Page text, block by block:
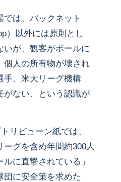
は、バックネット
）以外には原則とし
いが、観客がボールに
個人の所有物が壊され
手、米大リーグ機構
がない、という認識が
リビューン紙では、
ーグを含め年間約300人
に直撃されている」
団に安全策を求めた